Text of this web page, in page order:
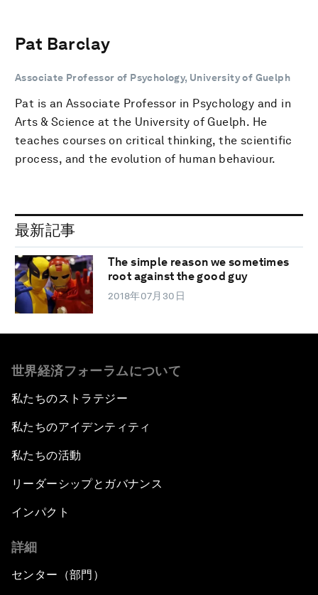
Pat Barclay
Associate Professor of Psychology, University of Guelph
Pat is an Associate Professor in Psychology and in
Arts & Science at the University of Guelph. He
teaches courses on critical thinking, the scientific
process, and the evolution of human behaviour.
最新記事
The simple reason we sometimes
root against the good guy
2018年07月30日
世界経済フォーラムについて
私たちのストラテジー
私たちのアイデンティティ
私たちの活動
リーダーシップとガバナンス
インパクト
詳細
センター（部門）